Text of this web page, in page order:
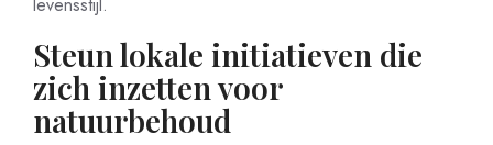
Steun lokale initiatieven die
zich inzetten voor
natuurbehoud